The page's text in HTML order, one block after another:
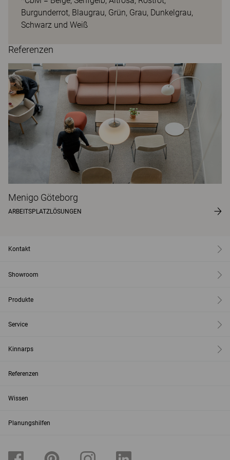
Burgunderrot, Blaugrau, Grün, Grau, Dunkelgrau,
Schwarz und Weiß
Referenzen
Menigo Göteborg
ARBEITSPLATZLÖSUNGEN
Kontakt
Showroom
Produkte
Service
Kinnarps
Referenzen
Wissen
Planungshilfen